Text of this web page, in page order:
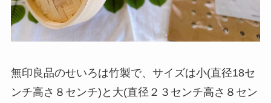
無印良品のせいろは竹製で、サイズは小(直径18セ
ンチ高さ８センチ)と大(直径２３センチ高さ８セン